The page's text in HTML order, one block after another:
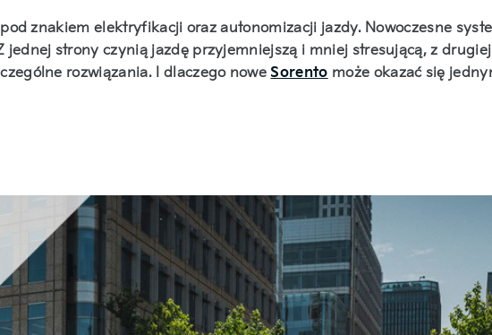
znakiem elektryfikacji oraz autonomizacji jazdy. Nowoczesne
jednej strony czynią jazdę przyjemniejszą i mniej stresującą, z
rozwiązania. I dlaczego nowe Sorento może okazać się